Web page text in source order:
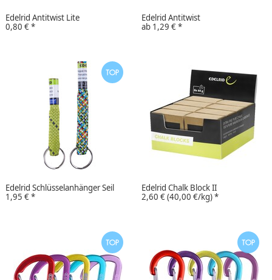
Edelrid Antitwist Lite
0,80 €*
Edelrid Antitwist
ab 1,29 €*
Edelrid Schlüsselanhänger Seil
1,95 €*
Edelrid Chalk Block II
2,60 €(40,00 €/kg)*